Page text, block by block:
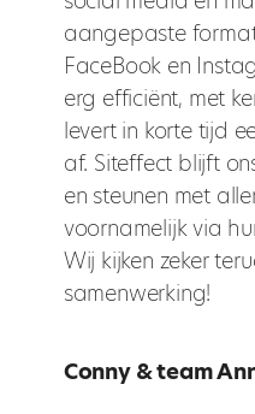
aangepaste
FaceBook en
erg efficiënt, met
levert in korte tijd
af. Siteffect blijft
en steunen met
voornamelijk via
Wij kijken zeker
samenwerking!
Conny & team